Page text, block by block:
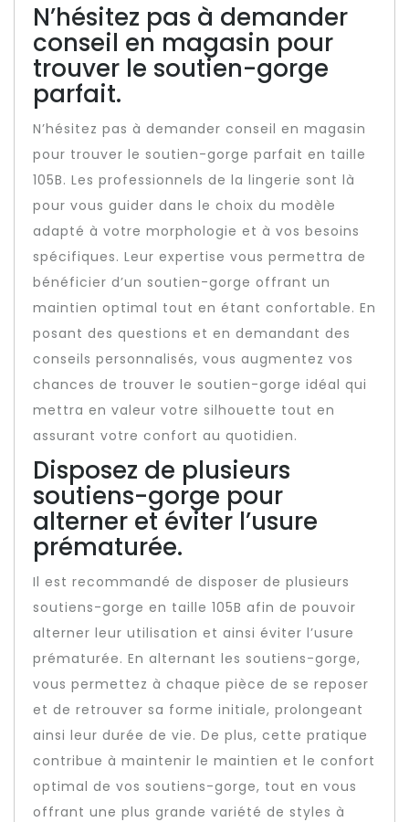
N’hésitez pas à demander
conseil en magasin pour
trouver le soutien-gorge
parfait.
N’hésitez pas à demander conseil en magasin
pour trouver le soutien-gorge parfait en taille
105B. Les professionnels de la lingerie sont là
pour vous guider dans le choix du modèle
adapté à votre morphologie et à vos besoins
spécifiques. Leur expertise vous permettra de
bénéficier d’un soutien-gorge offrant un
maintien optimal tout en étant confortable. En
posant des questions et en demandant des
conseils personnalisés, vous augmentez vos
chances de trouver le soutien-gorge idéal qui
mettra en valeur votre silhouette tout en
assurant votre confort au quotidien.
Disposez de plusieurs
soutiens-gorge pour
alterner et éviter l’usure
prématurée.
Il est recommandé de disposer de plusieurs
soutiens-gorge en taille 105B afin de pouvoir
alterner leur utilisation et ainsi éviter l’usure
prématurée. En alternant les soutiens-gorge,
vous permettez à chaque pièce de se reposer
et de retrouver sa forme initiale, prolongeant
ainsi leur durée de vie. De plus, cette pratique
contribue à maintenir le maintien et le confort
optimal de vos soutiens-gorge, tout en vous
offrant une plus grande variété de styles à